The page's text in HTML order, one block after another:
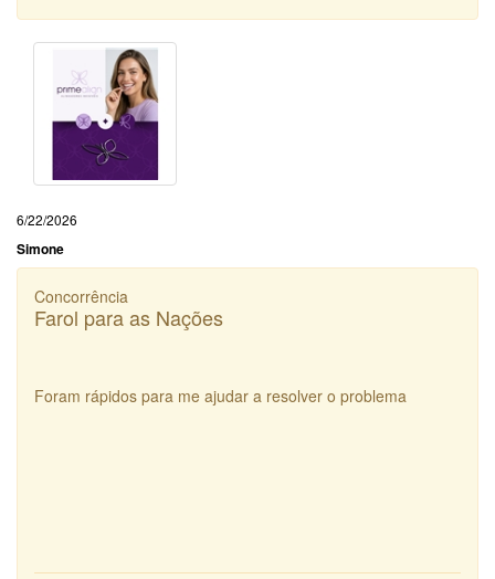
6/22/2026
Simone
Concorrência
Farol para as Nações
Foram rápidos para me ajudar a resolver o problema